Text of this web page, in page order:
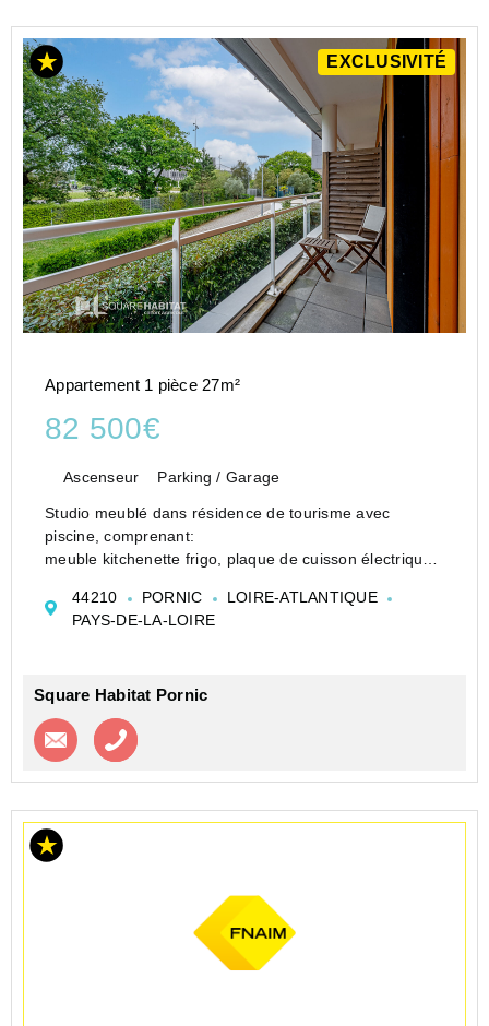
EXCLUSIVITÉ
Appartement 1 pièce 27m²
82 500€
Ascenseur Parking / Garage
Studio meublé dans résidence de tourisme avec
piscine, comprenant:
meuble kitchenette frigo, plaque de cuisson électrique,
coulissante, meuble bains avec vasque, literie 140,
bureau, placard penderie, table, ch...
44210 PORNIC
LOIRE-ATLANTIQUE
PAYS-DE-LA-LOIRE
Square Habitat Pornic
Contacter l'agence